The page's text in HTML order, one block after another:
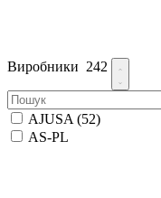
Виробники 242
AJUSA (52)
AS-PL